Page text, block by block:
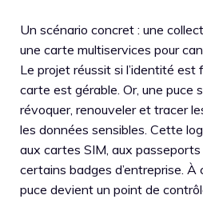
Un scénario concret : une
une carte multiservices pour
Le projet réussit si l’identité
carte est gérable. Or, une puce
révoquer, renouveler et tracer
les données sensibles. Cette
aux cartes SIM, aux
certains badges d’entreprise. À
puce devient un point de